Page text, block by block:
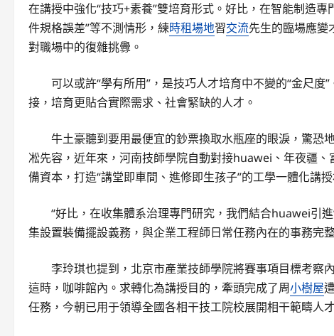
在講授中強化“技巧+素養”雙培育形式。好比，在智能制造
件規格誤差”等不測情形，練時租場地習交流先生的臨場應變
對職場中的復雜挑釁。
可以或許“學有所用”，是技巧人才培育中不變的“金尺
接，培育更貼合實際需求、社會緊缺的人才。
牛土豪聽到要用最便宜的鈔票換取水瓶座的眼淚，驚恐
凇先容，近年來，河南技師學院自動對接huawei、年夜疆
備資本，打造“講堂即車間、進修即生孩子”的工學一體化講授
“好比，在收集體系治理專門研究，我們結合huawei引
集設置裝備擺設義務，與企業工程師日常任務內在的事務完
李玲琪也提到，北京市產業技師學院將賽事項目標考察
這時，咖啡館內。求轉化為講授目的，牽頭完成了周小樹屋
任務，今朝已用于領導全國各相干技工院校展開相干範疇人